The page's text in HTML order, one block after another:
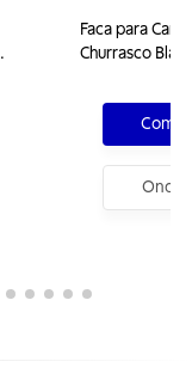
Faca para
Churrasco
Madeira 10"
Onde